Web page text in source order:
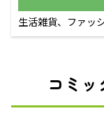
生活雑貨、ファッ
えるECサイト
コミ